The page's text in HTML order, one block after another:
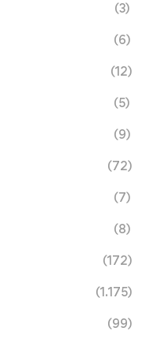
(3)
(6)
(12)
(5)
(9)
(72)
(7)
(8)
(172)
(1.175)
(99)